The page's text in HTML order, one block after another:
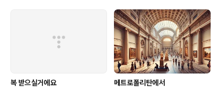
복 받으실거에요 메트로폴리탄에서